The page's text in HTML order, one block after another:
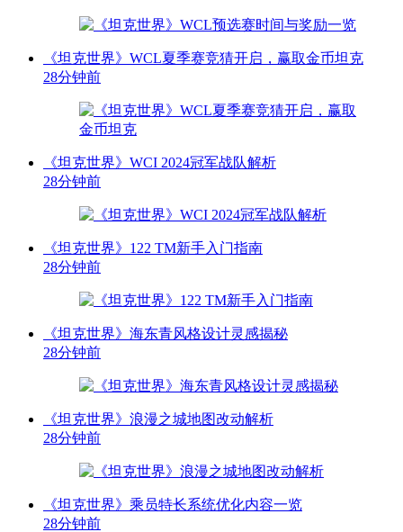
《坦克世界》WCL夏季赛竞猜开启，赢取金币坦克
28分钟前
《坦克世界》WCI 2024冠军战队解析
28分钟前
《坦克世界》122 TM新手入门指南
28分钟前
《坦克世界》海东青风格设计灵感揭秘
28分钟前
《坦克世界》浪漫之城地图改动解析
28分钟前
《坦克世界》乘员特长系统优化内容一览
28分钟前